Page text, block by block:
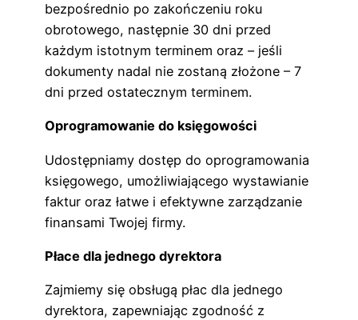
bezpośrednio po zakończeniu roku
obrotowego, następnie 30 dni przed
każdym istotnym terminem oraz – jeśli
dokumenty nadal nie zostaną złożone – 7
dni przed ostatecznym terminem.
Oprogramowanie do księgowości
Udostępniamy dostęp do oprogramowania
księgowego, umożliwiającego wystawianie
faktur oraz łatwe i efektywne zarządzanie
finansami Twojej firmy.
Płace dla jednego dyrektora
Zajmiemy się obsługą płac dla jednego
dyrektora, zapewniając zgodność z